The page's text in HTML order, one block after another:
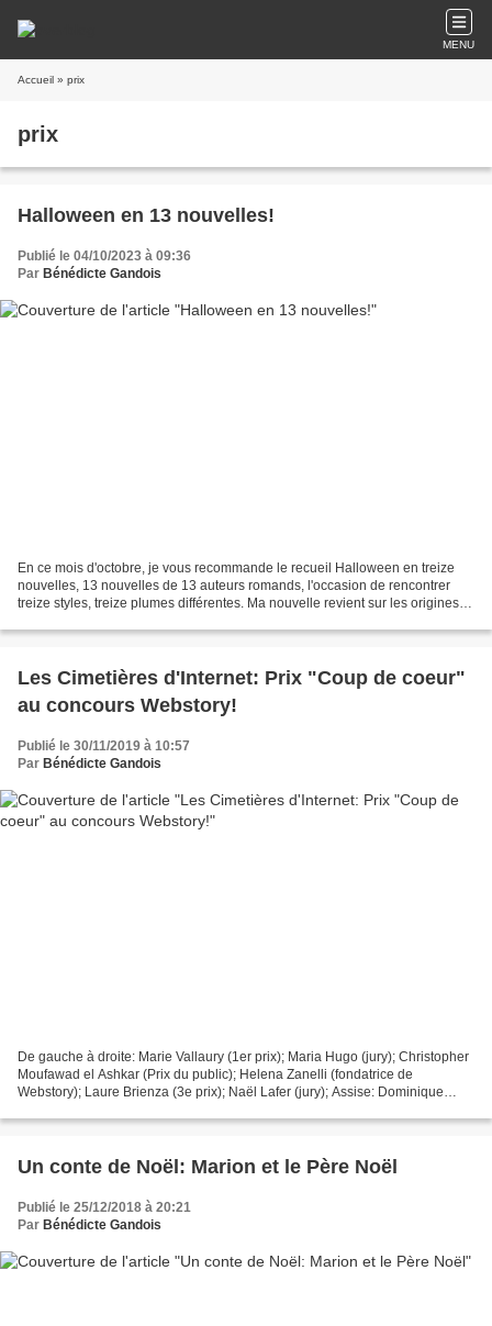
MENU
Accueil » prix
prix
Halloween en 13 nouvelles!
Publié le 04/10/2023 à 09:36
Par Bénédicte Gandois
En ce mois d'octobre, je vous recommande le recueil Halloween en treize
nouvelles, 13 nouvelles de 13 auteurs romands, l'occasion de rencontrer
treize styles, treize plumes différentes. Ma nouvelle revient sur les origines
Les Cimetières d'Internet: Prix "Coup de coeur"
au concours Webstory!
Publié le 30/11/2019 à 10:57
Par Bénédicte Gandois
De gauche à droite: Marie Vallaury (1er prix); Maria Hugo (jury); Christopher
Moufawad el Ashkar (Prix du public); Helena Zanelli (fondatrice de
Webstory); Laure Brienza (3e prix); Naël Lafer (jury); Assise: Dominique
Un conte de Noël: Marion et le Père Noël
Publié le 25/12/2018 à 20:21
Par Bénédicte Gandois